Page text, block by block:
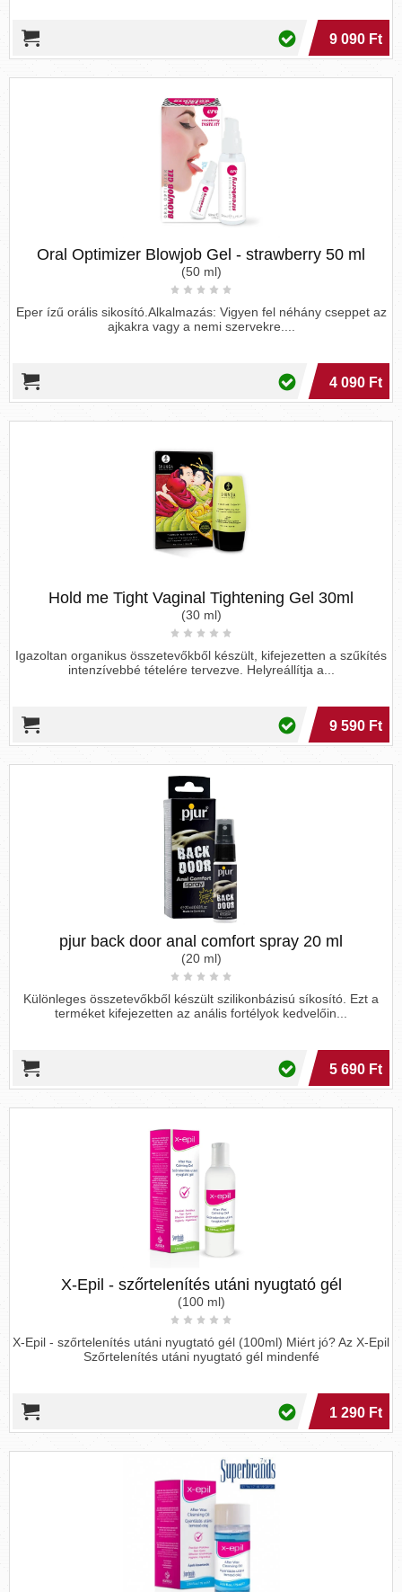
9 090 Ft
Oral Optimizer Blowjob Gel - strawberry 50 ml
(50 ml)
Eper ízű orális sikosító.Alkalmazás: Vigyen fel néhány cseppet az
ajkakra vagy a nemi szervekre....
4 090 Ft
Hold me Tight Vaginal Tightening Gel 30ml
(30 ml)
Igazoltan organikus összetevőkből készült, kifejezetten a szűkítés
intenzívebbé tételére tervezve. Helyreállítja a...
9 590 Ft
pjur back door anal comfort spray 20 ml
(20 ml)
Különleges összetevőkből készült szilikonbázisú síkosító. Ezt a
terméket kifejezetten az anális fortélyok kedvelőin...
5 690 Ft
X-Epil - szőrtelenítés utáni nyugtató gél
(100 ml)
X-Epil - szőrtelenítés utáni nyugtató gél (100ml) Miért jó? Az X-Epil
Szőrtelenítés utáni nyugtató gél mindenfé
1 290 Ft